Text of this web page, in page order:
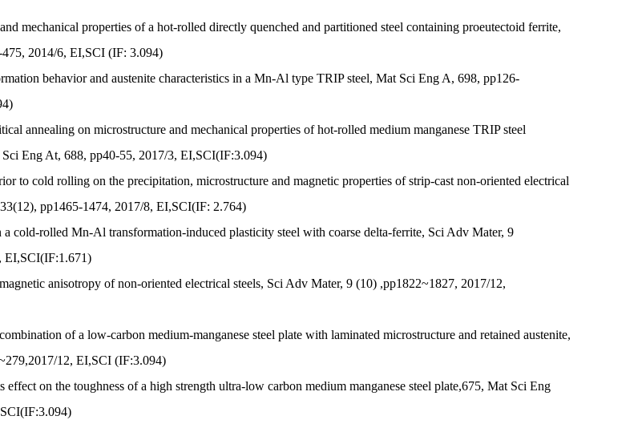
mechanical properties of a hot-rolled directly quenched and partitioned steel containing proeutectoid ferrite,
2014/6, EI,SCI (IF: 3.094)
behavior and austenite characteristics in a Mn-Al type TRIP steel, Mat Sci Eng A, 698, pp126-
annealing on microstructure and mechanical properties of hot-rolled medium manganese TRIP steel
Eng At, 688, pp40-55, 2017/3, EI,SCI(IF:3.094)
to cold rolling on the precipitation, microstructure and magnetic properties of strip-cast non-oriented electrical
pp1465-1474, 2017/8, EI,SCI(IF: 2.764)
cold-rolled Mn-Al transformation-induced plasticity steel with coarse delta-ferrite, Sci Adv Mater, 9
EI,SCI(IF:1.671)
anisotropy of non-oriented electrical steels, Sci Adv Mater, 9 (10) ,pp1822~1827, 2017/12,
of a low-carbon medium-manganese steel plate with laminated microstructure and retained austenite,
12, EI,SCI (IF:3.094)
effect on the toughness of a high strength ultra-low carbon medium manganese steel plate,675, Mat Sci Eng